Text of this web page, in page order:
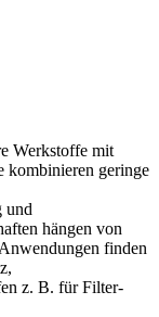
Werkstoffe mit
kombinieren geringe
und
hängen von
finden
z. B. für Filter-